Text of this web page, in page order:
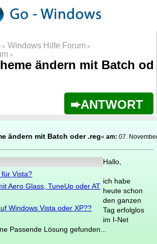
» Windows Hilfe Forum »
»
ändern mit Batch od
ANTWORT
ändern mit Batch oder .reg«am: 07.
Vista?
Aero Glass, TuneUp oder AT
Windows Vista oder XP??
Hallo,
ich habe
heute schon
den ganzen
Tag erfolglos
im I-Net
Passende Lösung gefunden...